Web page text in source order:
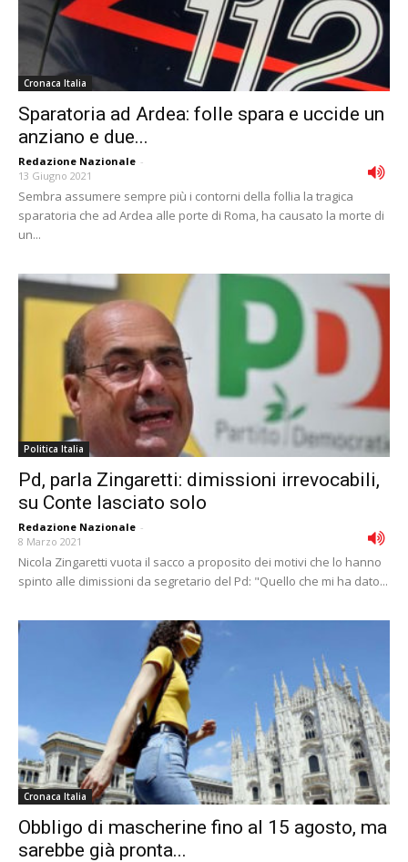
Cronaca Italia
Sparatoria ad Ardea: folle spara e uccide un
anziano e due...
Redazione Nazionale -
13 Giugno 2021
Sembra assumere sempre più i contorni della follia la tragica
sparatoria che ad Ardea alle porte di Roma, ha causato la morte di
un...
Politica Italia
Pd, parla Zingaretti: dimissioni irrevocabili,
su Conte lasciato solo
Redazione Nazionale -
8 Marzo 2021
Nicola Zingaretti vuota il sacco a proposito dei motivi che lo hanno
spinto alle dimissioni da segretario del Pd: "Quello che mi ha dato...
Cronaca Italia
Obbligo di mascherine fino al 15 agosto, ma
sarebbe già pronta...